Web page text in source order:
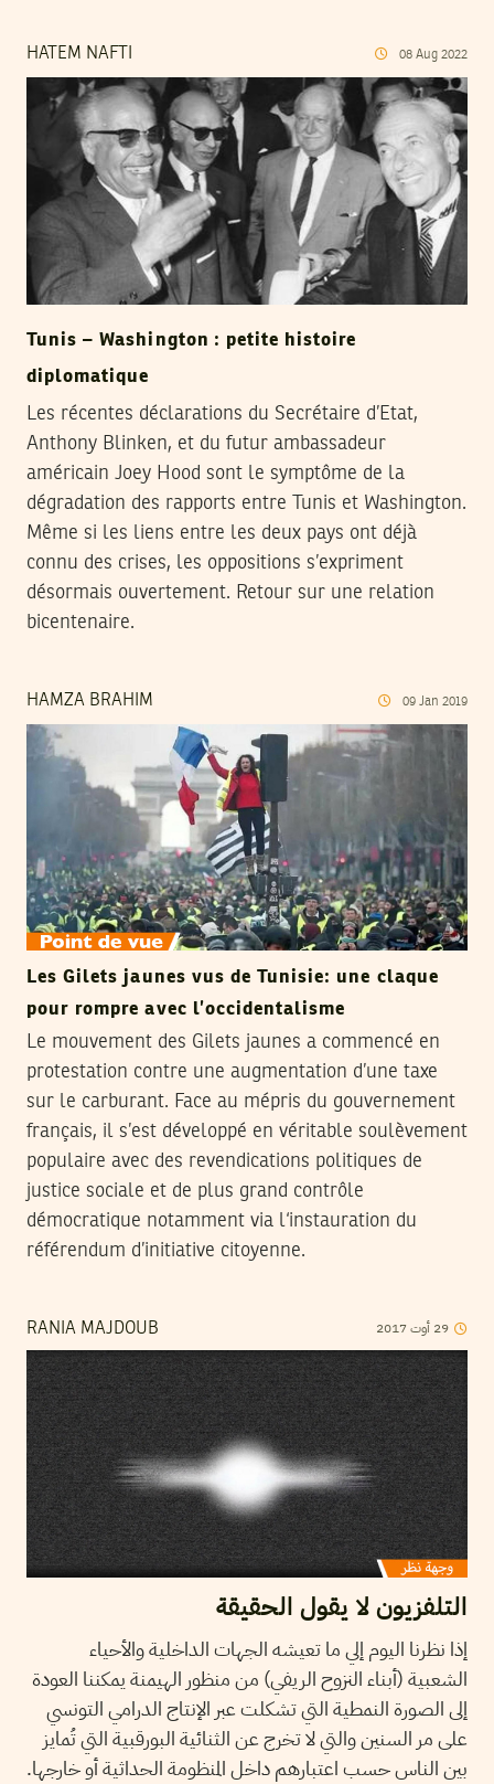
HATEM NAFTI 08 Aug 2022
Tunis – Washington : petite histoire
diplomatique
Les récentes déclarations du Secrétaire d’Etat,
Anthony Blinken, et du futur ambassadeur
américain Joey Hood sont le symptôme de la
dégradation des rapports entre Tunis et Washington.
Même si les liens entre les deux pays ont déjà
connu des crises, les oppositions s’expriment
désormais ouvertement. Retour sur une relation
bicentenaire.
HAMZA BRAHIM 09 Jan 2019
Les Gilets jaunes vus de Tunisie: une claque
pour rompre avec l’occidentalisme
Le mouvement des Gilets jaunes a commencé en
protestation contre une augmentation d’une taxe
sur le carburant. Face au mépris du gouvernement
français, il s’est développé en véritable soulèvement
populaire avec des revendications politiques de
justice sociale et de plus grand contrôle
démocratique notamment via l‘instauration du
référendum d’initiative citoyenne.
RANIA MAJDOUB 29 أوت2017
التلفزيون لا يقول الحقيقة
إذا نظرنا اليوم إلي ما تعيشه الجهات الداخلية والأحياء
الشعبية (أبناء النزوح الريفي) من منظور الهيمنة يمكننا العودة
إلى الصورة النمطية التي تشكلت عبر الإنتاج الدرامي التونسي
على مر السنين والتي لا تخرج عن الثنائية البورقبية التي تُمايز
بين الناس حسب اعتبارهم داخل المنظومة الحداثية أو خارجها.